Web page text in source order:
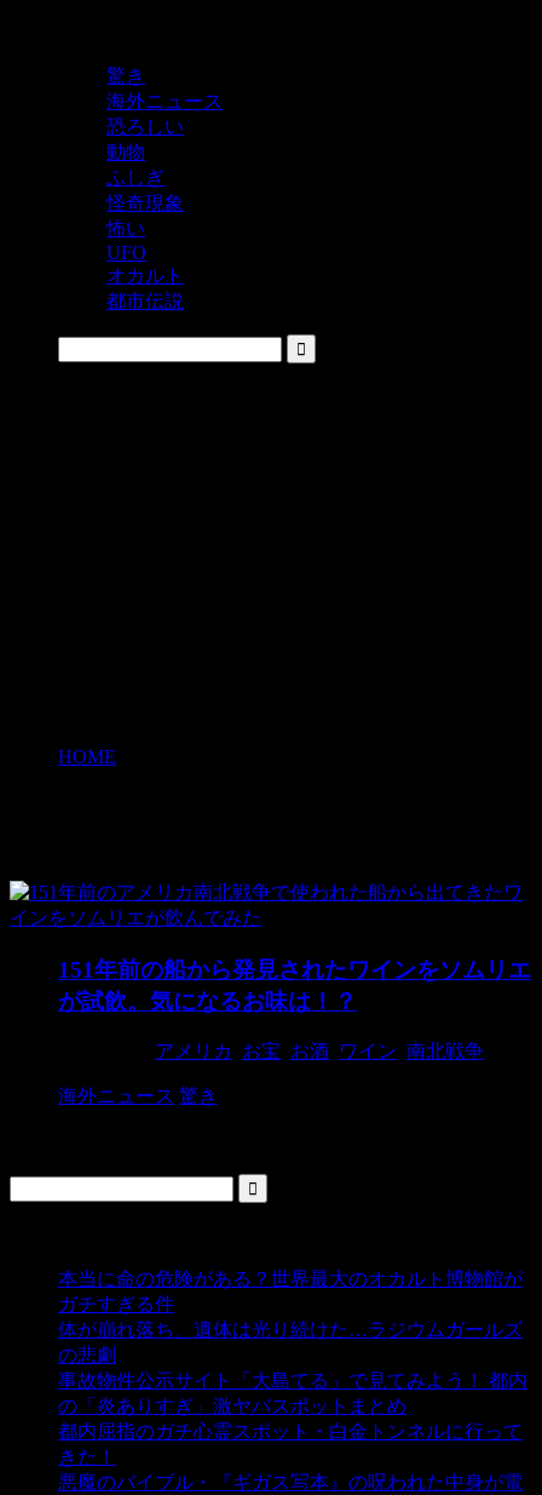
驚き
海外ニュース
恐ろしい
動物
ふしぎ
怪奇現象
怖い
UFO
オカルト
都市伝説
HOME
151年前の船から発見されたワインをソムリエ
が試飲。気になるお味は！？
アメリカ お宝 お酒 ワイン 南北戦争
海外ニュース 驚き
本当に命の危険がある？世界最大のオカルト博物館が
ガチすぎる件
体が崩れ落ち、遺体は光り続けた…ラジウムガールズ
の悲劇
事故物件公示サイト「大島てる」で見てみよう！ 都内
の「炎ありすぎ」激ヤバスポットまとめ
都内屈指のガチ心霊スポット・白金トンネルに行って
きた！
悪魔のバイブル・『ギガス写本』の呪われた中身が電